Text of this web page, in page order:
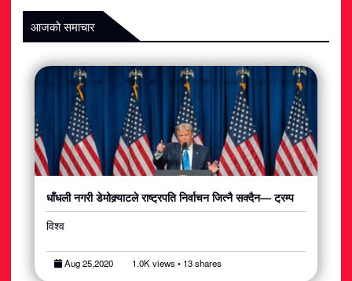
आजको समाचार
धाँधली नगरी डेमोक्र्याटले राष्ट्रपति निर्वाचन जित्नै सक्दैन— ट्रम्प
विश्व
Aug 25,2020 1.0K views • 13 shares